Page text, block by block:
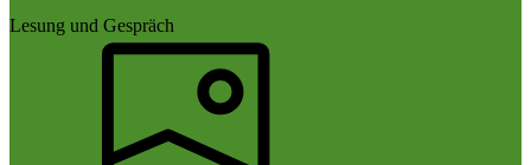
Lesung und Gespräch